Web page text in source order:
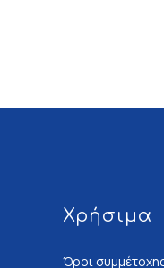
Χρήσιμα
Όροι